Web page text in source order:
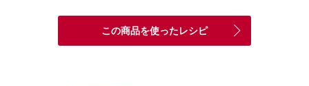
この商品を使ったレシピ